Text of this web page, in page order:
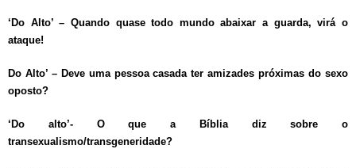
‘Do Alto’ – Quando quase todo mundo abaixar a guarda, virá o
ataque!
Do Alto’ – Deve uma pessoa casada ter amizades próximas do sexo
oposto?
‘Do alto’- O que a Bíblia diz sobre o
transexualismo/transgeneridade?